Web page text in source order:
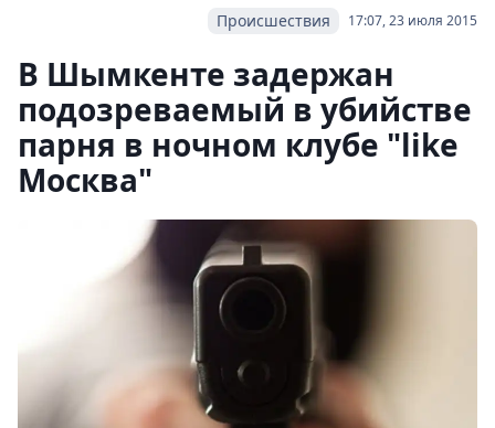
17:07, 23 июля 2015
Происшествия
В Шымкенте задержан
подозреваемый в убийстве
парня в ночном клубе "like
Москва"